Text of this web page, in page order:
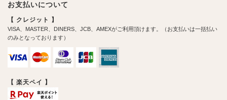
お支払いについて
【 クレジット 】
VISA、MASTER、DINERS、JCB、AMEXがご利用頂けます。（お支払いは一括払い
のみとなっております）
【 楽天ペイ 】